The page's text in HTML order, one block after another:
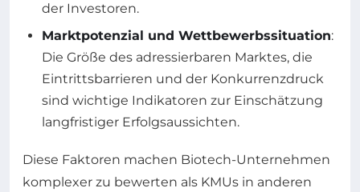
der Investoren.
Marktpotenzial und Wettbewerbssituation:
Die Größe des adressierbaren Marktes, die
Eintrittsbarrieren und der Konkurrenzdruck
sind wichtige Indikatoren zur Einschätzung
langfristiger Erfolgsaussichten.
Diese Faktoren machen Biotech-Unternehmen
komplexer zu bewerten als KMUs in anderen